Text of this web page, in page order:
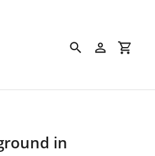
SuchenEinloggen
in